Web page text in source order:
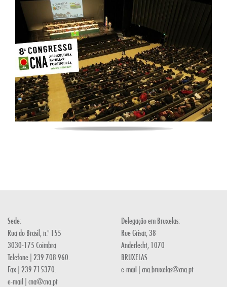
Sede:
Rua do Brasil, n.º 155
3030-175 Coimbra
Telefone | 239 708 960.
Fax | 239 715370.
e-mail | cna@cna.pt
Delegação em Bruxelas:
Rue Grisar, 38
Anderlecht, 1070
BRUXELAS
e-mail | cna.bruxelas@cna.pt